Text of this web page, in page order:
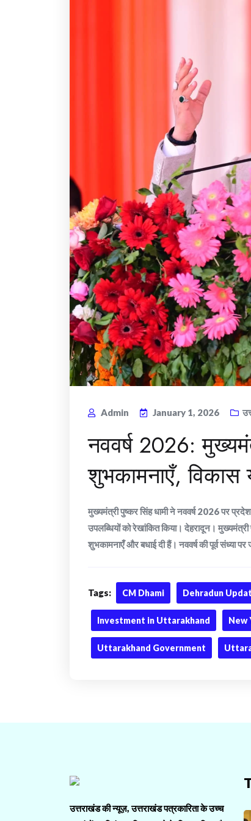
Admin January 1, 2026
नववर्ष 2026:
शुभकामनाएँ, विकास
मुख्यमंत्री पुष्कर सिंह धामी ने नववर्ष 2026 पर
उपलब्धियों को रेखांकित किया। देहरादून।
शुभकामनाएँ और बधाई दी हैं। नववर्ष की पूर्व संध्या
Tags: CM Dhami Dehradun
Investment in Uttarakhand New
Uttarakhand Government
उत्तराखंड की न्यूज़, उत्तराखंड पत्रकारिता के उच्च